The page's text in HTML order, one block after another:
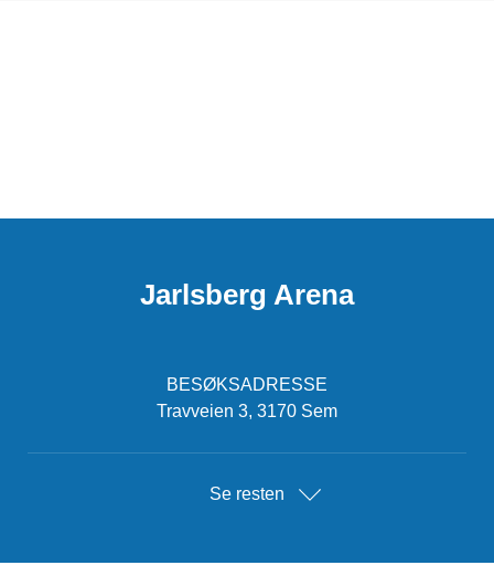
Jarlsberg Arena
BESØKSADRESSE
Travveien 3, 3170 Sem
Se resten